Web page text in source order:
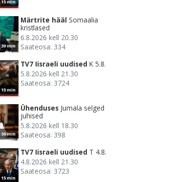
15 min
30 min
Märtrite hääl Somaalia
kristlased
6.8.2026 kell 20.30
Saateosa: 334
15 min
TV7 Iisraeli uudised K 5.8.
5.8.2026 kell 21.30
Saateosa: 3724
30 min
Ühenduses Jumala selged
juhised
5.8.2026 kell 18.30
Saateosa: 398
15 min
TV7 Iisraeli uudised T 4.8.
4.8.2026 kell 21.30
Saateosa: 3723